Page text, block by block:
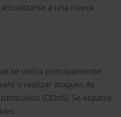
a una nueva
se utiliza principalmente
o realizar ataques de
(DDoS). Se esparce